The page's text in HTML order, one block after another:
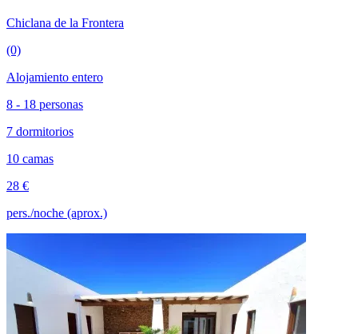
Chiclana de la Frontera
(0)
Alojamiento entero
8 - 18 personas
7 dormitorios
10 camas
28 €
pers./noche (aprox.)